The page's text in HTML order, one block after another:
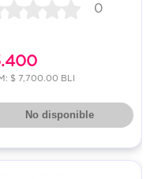
0
$ 7,700.00 BLI
No disponible